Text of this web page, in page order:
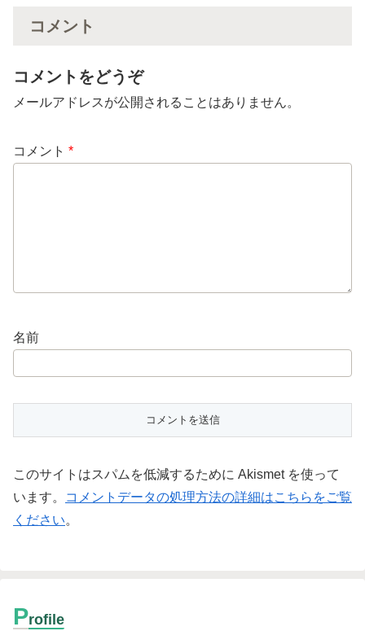
コメント
コメントをどうぞ
メールアドレスが公開されることはありません。
コメント *
名前
このサイトはスパムを低減するために Akismet を使って
います。
コメントデータの処理方法の詳細はこちらをご覧
ください。
Profile